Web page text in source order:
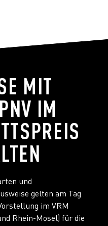
MIT
IM
und
gelten am Tag
im VRM
Rhein-Mosel) für die